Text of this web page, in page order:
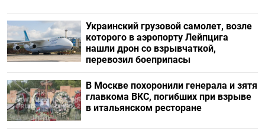
Украинский грузовой самолет, возле
которого в аэропорту Лейпцига
нашли дрон со взрывчаткой,
перевозил боеприпасы
В Москве похоронили генерала и зятя
главкома ВКС, погибших при взрыве
в итальянском ресторане